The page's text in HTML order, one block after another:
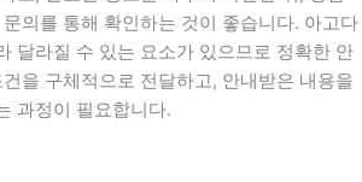
의를 통해 확인하는 것이 좋습니다. 아고다
달라질 수 있는 요소가 있으므로 정확한 안
을 구체적으로 전달하고, 안내받은 내용을
과정이 필요합니다.